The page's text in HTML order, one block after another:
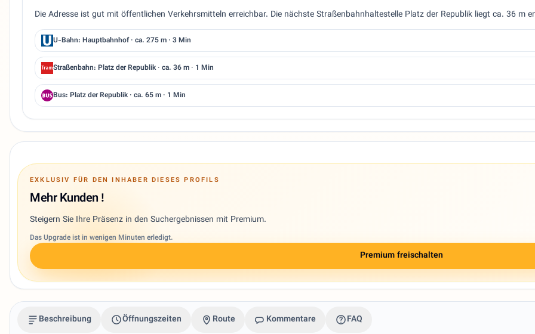
Die Adresse ist gut mit öffentlichen Verkehrsmitteln erreichbar. Die nächste Straßenbahnhaltestelle Platz der Republik liegt ca. 36 m
U-Bahn: Hauptbahnhof · ca. 275 m · 3 Min
Straßenbahn: Platz der Republik · ca. 36 m · 1 Min
Bus: Platz der Republik · ca. 65 m · 1 Min
EXKLUSIV FÜR DEN INHABER DIESES PROFILS
Mehr Kunden !
Steigern Sie Ihre Präsenz in den Suchergebnissen mit Premium.
Das Upgrade ist in wenigen Minuten erledigt.
Premium freischalten
Beschreibung Öffnungszeiten Route Kommentare FAQ